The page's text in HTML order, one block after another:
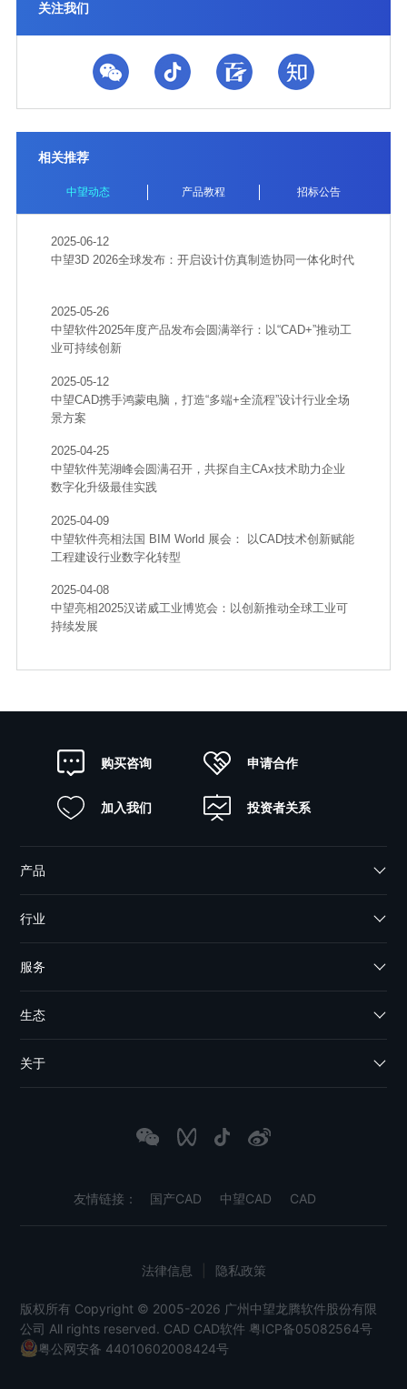
关注我们
相关推荐
中望动态 产品教程 招标公告
2025-06-12
中望3D 2026全球发布：开启设计仿真制造协同一体化时代
2025-05-26
中望软件2025年度产品发布会圆满举行：以“CAD+”推动工
业可持续创新
2025-05-12
中望CAD携手鸿蒙电脑，打造“多端+全流程”设计行业全场
景方案
2025-04-25
中望软件芜湖峰会圆满召开，共探自主CAx技术助力企业
数字化升级最佳实践
2025-04-09
中望软件亮相法国 BIM World 展会： 以CAD技术创新赋能
工程建设行业数字化转型
2025-04-08
中望亮相2025汉诺威工业博览会：以创新推动全球工业可
持续发展
购买咨询 申请合作
加入我们 投资者关系
产品
行业
服务
生态
关于
友情链接： 国产CAD 中望CAD CAD
版权所有 Copyright © 2005-2026 广州中望龙腾软件股份有限
公司 All rights reserved. CAD CAD软件 粤ICP备05082564号
粤公网安备 44010602008424号
法律信息 隐私政策